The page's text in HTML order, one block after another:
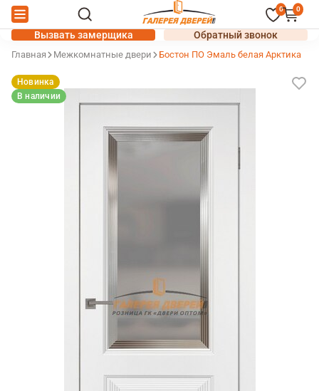
0 0
Вызвать замерщика Обратный звонок
Главная Межкомнатные двери Бостон ПО Эмаль белая Арктика
Новинка
В наличии